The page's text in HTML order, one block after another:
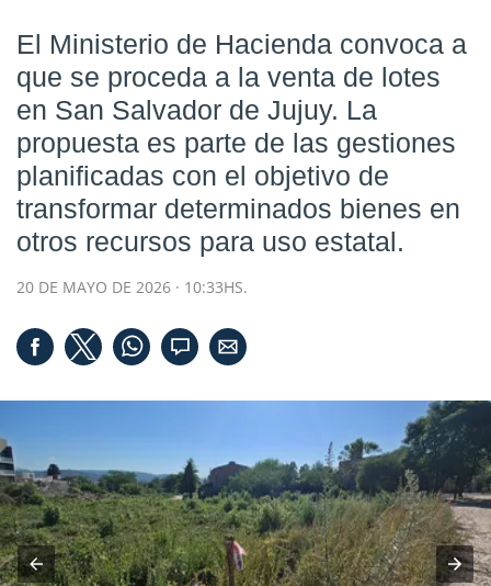
El Ministerio de Hacienda convoca a
que se proceda a la venta de lotes
en San Salvador de Jujuy. La
propuesta es parte de las gestiones
planificadas con el objetivo de
transformar determinados bienes en
otros recursos para uso estatal.
20 DE MAYO DE 2026 · 10:33HS.